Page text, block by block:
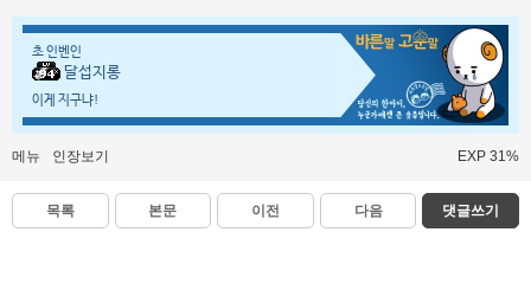
초 인벤인
달섭지롱
이게 지구냐!
메뉴 인장보기 EXP 31%
목록 본문 이전 다음 댓글쓰기